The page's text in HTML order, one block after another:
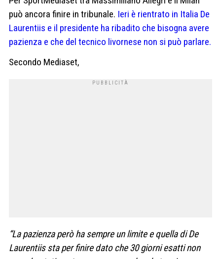
può ancora finire in tribunale. Ieri è rientrato in Italia De
Laurentiis e il presidente ha ribadito che bisogna avere
pazienza e che del tecnico livornese non si può parlare.
Secondo Mediaset,
“La pazienza però ha sempre un limite e quella di De
Laurentiis sta per finire dato che 30 giorni esatti non